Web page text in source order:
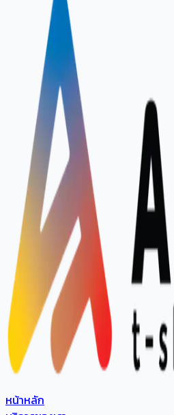
หน้าหลัก